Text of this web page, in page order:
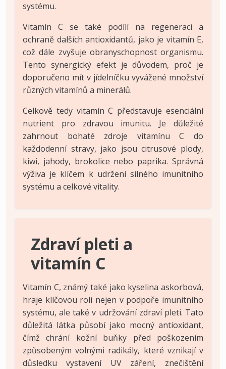
systému.
Vitamín C se také podílí na regeneraci a
ochraně dalších antioxidantů, jako je vitamín E,
což dále zvyšuje obranyschopnost organismu.
Tento synergický efekt je důvodem, proč je
doporučeno mít v jídelníčku vyvážené množství
různých vitamínů a minerálů.
Celkově tedy vitamín C představuje esenciální
nutrient pro zdravou imunitu. Je důležité
zahrnout bohaté zdroje vitamínu C do
každodenní stravy, jako jsou citrusové plody,
kiwi, jahody, brokolice nebo paprika. Správná
výživa je klíčem k udržení silného imunitního
systému a celkové vitality.
Zdraví pleti a
vitamín C
Vitamín C, známý také jako kyselina askorbová,
hraje klíčovou roli nejen v podpoře imunitního
systému, ale také v udržování zdraví pleti. Tato
důležitá látka působí jako mocný antioxidant,
čímž chrání kožní buňky před poškozením
způsobeným volnými radikály, které vznikají v
důsledku vystavení UV záření, znečištění